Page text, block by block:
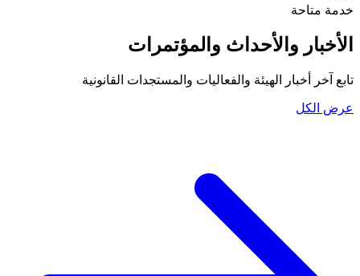
خدمة متاحة
الأخبار والأحداث والمؤتمرات
تابع آخر أخبار الهيئة والفعاليات والمستجدات القانونية
عرض الكل